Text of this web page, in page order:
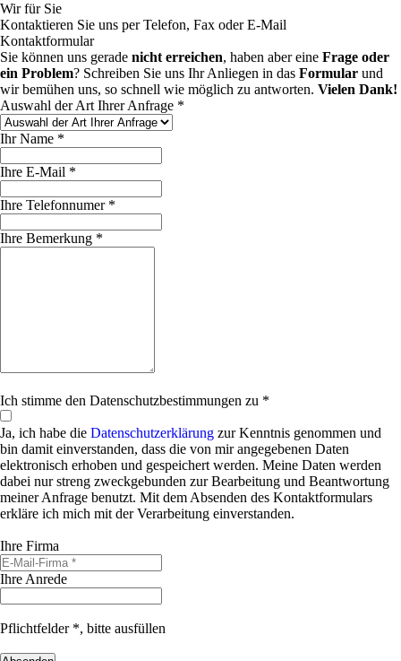
Wir für Sie
Kontaktieren Sie uns per Telefon, Fax oder E-Mail
Kontaktformular
Sie können uns gerade nicht erreichen, haben aber eine Frage oder
ein Problem? Schreiben Sie uns Ihr Anliegen in das Formular und
wir bemühen uns, so schnell wie möglich zu antworten. Vielen Dank!
Auswahl der Art Ihrer Anfrage *
Ihr Name *
Ihre E-Mail *
Ihre Telefonnumer *
Ihre Bemerkung *
Ich stimme den Datenschutzbestimmungen zu *
Ja, ich habe die Datenschutzerklärung zur Kenntnis genommen und
bin damit einverstanden, dass die von mir angegebenen Daten
elektronisch erhoben und gespeichert werden. Meine Daten werden
dabei nur streng zweckgebunden zur Bearbeitung und Beantwortung
meiner Anfrage benutzt. Mit dem Absenden des Kontaktformulars
erkläre ich mich mit der Verarbeitung einverstanden.
Ihre Firma
Ihre Anrede
Pflichtfelder *, bitte ausfüllen